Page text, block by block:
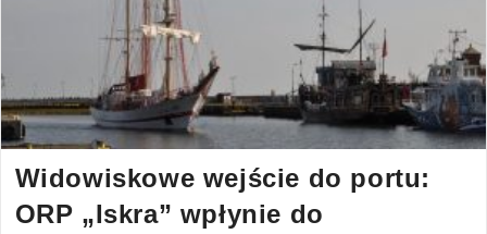
Widowiskowe wejście do portu:
ORP „Iskra” wpłynie do